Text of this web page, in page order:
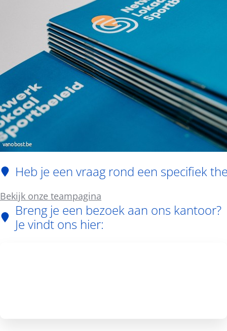
Heb je een vraag rond een specifiek
Bekijk onze teampagina
Breng je een bezoek aan ons kantoor?
Je vindt ons hier: